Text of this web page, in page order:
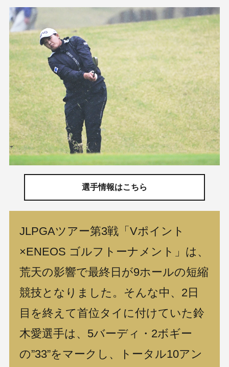
選手情報はこちら
JLPGAツアー第3戦「Vポイント
×ENEOS ゴルフトーナメント」は、
荒天の影響で最終日が9ホールの短縮
競技となりました。そんな中、2日
目を終えて首位タイに付けていた鈴
木愛選手は、5バーディ・2ボギー
の”33”をマークし、トータル10アン